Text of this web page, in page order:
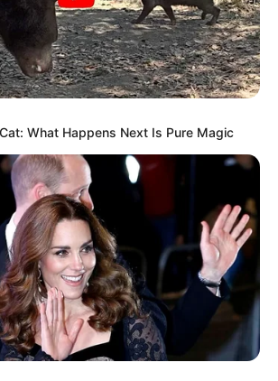
What Happens Next Is Pure Magic